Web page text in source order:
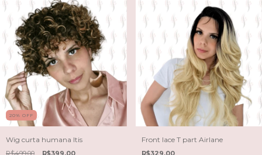
20% OFF
Wig curta humana Itis
R$499,00 R$399,00
Front lace T part Airlane
R$329,00